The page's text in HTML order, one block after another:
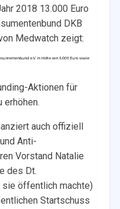
2018 13.000 Euro
DKB
Medwatch zeigt:
Aktionen für
erhöhen.
auch offiziell
Anti-
Vorstand Natalie
des Dt.
öffentlich machte)
Startschuss